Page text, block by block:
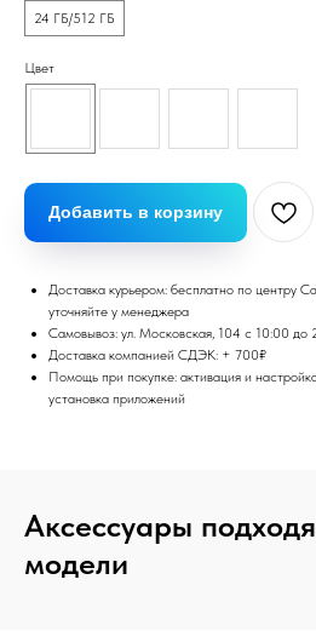
24 ГБ/512 ГБ
Цвет
Добавить в корзину
Доставка курьером: бесплатно по центру
уточняйте у менеджера
Самовывоз: ул. Московская, 104 с 10:00 до
Доставка компанией СДЭК: + 700₽
Помощь при покупке: активация и
установка приложений
Аксессуары
модели